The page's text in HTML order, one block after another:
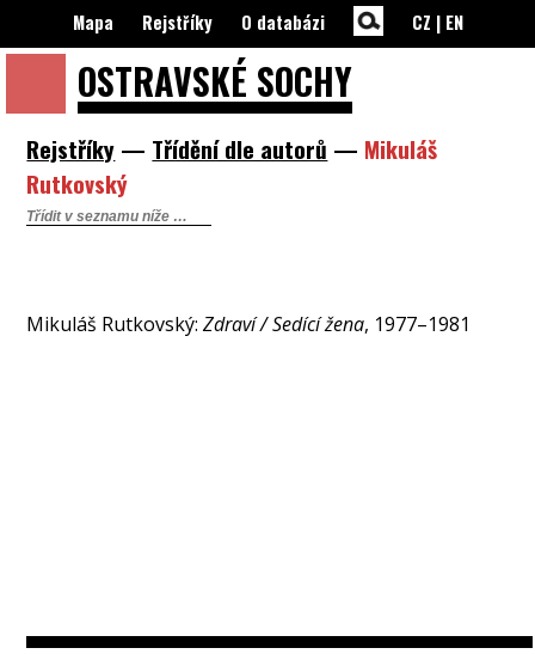
OSTRAVSKÉ SOCHY
Mapa Rejstříky O databázi CZ | EN
Rejstříky — Třídění dle autorů — Mikuláš
Rutkovský
Mikuláš Rutkovský:Zdraví / Sedící žena, 1977–1981